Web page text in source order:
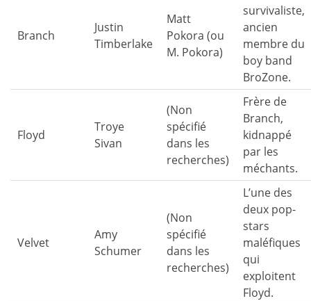
Branch
Justin
Timberlake
Matt
Pokora (ou
M. Pokora)
survivaliste,
ancien
membre du
boy band
BroZone.
Floyd
Troye
Sivan
(Non
spécifié
dans les
recherches)
Frère de
Branch,
kidnappé
par les
méchants.
Velvet
Amy
Schumer
(Non
spécifié
dans les
recherches)
L’une des
deux pop-
stars
maléfiques
qui
exploitent
Floyd.